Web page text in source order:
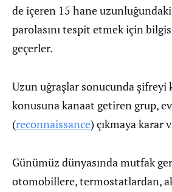
de içeren 15 hane
parolasını tespit etmek için
geçerler.
Uzun uğraşlar sonucunda şifreyi
konusuna kanaat getiren grup,
(reconnaissance) çıkmaya karar
Günümüz dünyasında mutfak
otomobillere, termostatlardan,